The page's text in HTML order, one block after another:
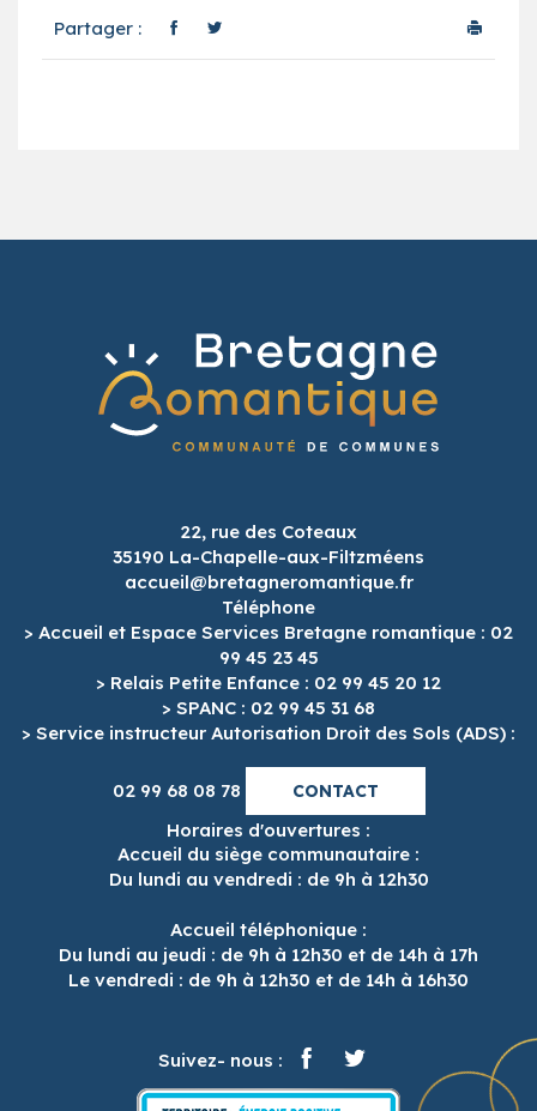
Partager :
22, rue des Coteaux
35190 La-Chapelle-aux-Filtzméens
accueil@bretagneromantique.fr
Téléphone
> Accueil et Espace Services Bretagne romantique : 02
99 45 23 45
> Relais Petite Enfance : 02 99 45 20 12
> SPANC : 02 99 45 31 68
> Service instructeur Autorisation Droit des Sols (ADS) :
02 99 68 08 78 CONTACT
Horaires d'ouvertures :
Accueil du siège communautaire :
Du lundi au vendredi : de 9h à 12h30
Accueil téléphonique :
Du lundi au jeudi : de 9h à 12h30 et de 14h à 17h
Le vendredi : de 9h à 12h30 et de 14h à 16h30
Suivez- nous :